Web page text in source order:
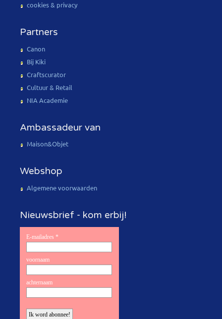
cookies & privacy
Partners
Canon
Bij Kiki
Craftscurator
Cultuur & Retail
NIA Academie
Ambassadeur van
Maison&Objet
Webshop
Algemene voorwaarden
Nieuwsbrief - kom erbij!